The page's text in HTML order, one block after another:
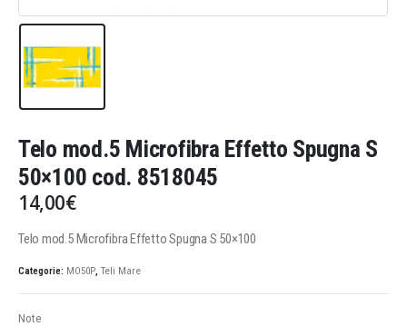
Telo mod.5 Microfibra Effetto Spugna S
50×100 cod. 8518045
14,00€
Telo mod.5 Microfibra Effetto Spugna S 50×100
Categorie: MO50P, Teli Mare
Note